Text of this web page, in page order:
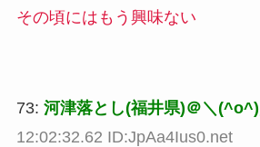
その頃にはもう興味ない
73: 河津落とし(福井県)＠＼
12:02:32.62 ID:JpAa4Ius0.net